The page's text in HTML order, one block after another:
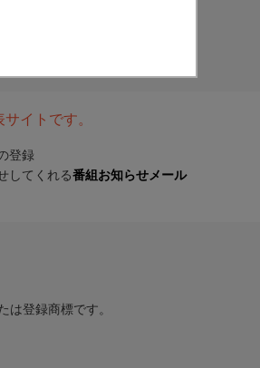
イトです。
登録
してくれる番組お知らせメール
は登録商標です。